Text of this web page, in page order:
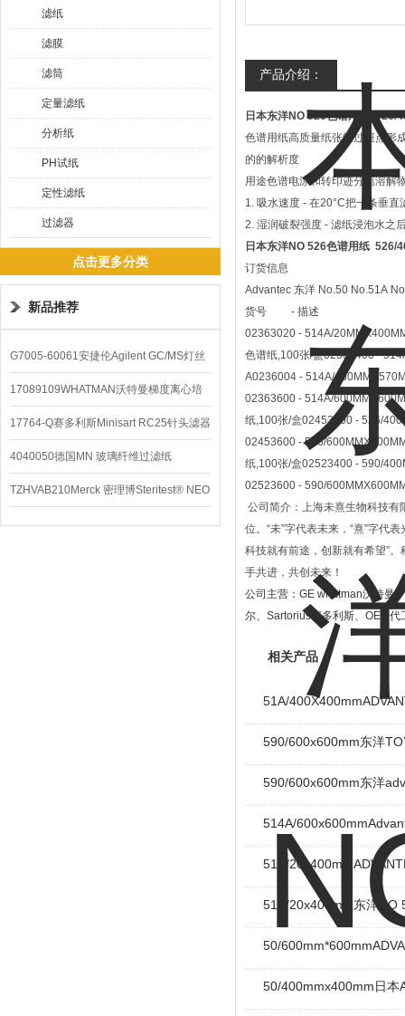
滤纸
滤膜
滤筒
定量滤纸
分析纸
PH试纸
定性滤纸
过滤器
点击更多分类
新品推荐
G7005-60061安捷伦Agilent GC/MS灯丝
配件
17089109WHATMAN沃特曼梯度离心培
养基
17764-Q赛多利斯Minisart RC25针头滤器
4040050德国MN 玻璃纤维过滤纸
TZHVAB210Merck 密理博Steritest® NEO
设备
产品介绍：
日本东洋NO 526色谱用纸
526/
色谱用纸高质量纸张经过斑点形
的的解析度
用途色谱电泳和转印迹分离溶解
1. 吸水速度 - 在20°C把一条垂
2. 湿润破裂强度 - 滤纸浸泡水之
日本东洋NO 526色谱用纸 526/
订货信息
Advantec 东洋 No.50 No.51A
货号 - 描述
02363020 - 514A/
色谱纸,100张/盒02363400 -
A0236004 - 514A/
02363600 - 514A/
纸,100张/盒02453400 - 526/
02453600 - 526/
纸,100张/盒02523400 - 590/
02523600 - 590/
公司简介：上海未熹生物科技有
位。 “未”字代表未来， “熹”字代表
科技就有前途，创新就有希望”。
手共进，共创未来！
公司主营： GE whatman沃特曼、
尔、 Sartorius赛多利斯、 OEM 代
相关产品
51A/
590/600x600mm东洋
590/600x600mm东洋
514A/
51B/
51A/20x400mm东洋NO
50/
50/400mmx400mm日本